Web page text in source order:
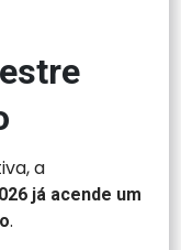
a
já acende um
.